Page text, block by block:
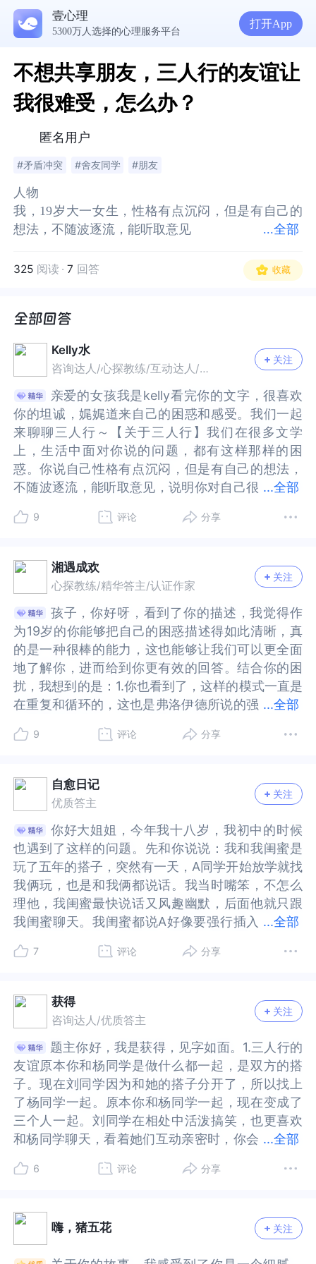
壹心理
5300万人选择的心理服务平台
打开App
不想共享朋友，三人行的友谊让
我很难受，怎么办？
匿名用户
#矛盾冲突 #舍友同学 #朋友
...全部
人物
我，19岁大一女生，性格有点沉闷，但是有自己的
想法，不随波逐流，能听取意见
地点
我感觉难受是因为我现在处于一个尴尬的关系中，
至于怎么尴尬呢，我举个例子，比如等人，我和杨
同学以前属于双方的搭子，几乎是什么事都一起的
状态，自从这一学期开始，刘同学和她上学期的搭
子不一起玩了后，在宿舍里她就只能找杨同学说
话，但是我不爱和杨同学聊天，我更多是专注自
己，偶尔聊两句就忙自己的事了，后来刘同学开始
让杨同学叫她起床，她要和我们一起上课，准确来
说我认为她想和杨同学一起上课，我有点介意，但
是我没有说，因为会让杨同学很难做。
生经常能和杨同学玩到一起去，在宿舍里每天相处
同学有次和我说她想邀请我去她家玩，我说你不叫
刘同学吗？她说不，当时我悬着的心好像又放下
了，这种三人行的状态又持续了很多天，我都快要
习惯了她们比我玩的好了，刘同学也和我没啥矛
盾，但是我心里还是有芥蒂，我私心想只有一个搭
子，而不是和别人共享，这很难受，但是我没办法
说出我的想法，这会让我们三个的关系变得更尴
尬，我这个时候也不占优势，最后撕破脸皮谁都不
占便宜，但是继续这样我会更讨厌和她们待在一
起，我觉得我是有情感洁癖的，我的好都只能有一
个人承担，那另一个人也只能把她的好只分给我，
一个朋友，高中是自己单独出来，但是很抑郁，但
是大学我的圈子太小了和班里其他人也不熟，我不
不了看着杨同学和刘同学在我退出后继续一起共
事，我是不是坏啊，见不得人家好
人物
我，19岁大一女生，性格有点沉闷，但是有自己的
想法，不随波逐流，能听取意见
地点
我感觉难受是因为我现在处于一个尴尬的关系中，
至于怎么尴尬呢，我举个例子，比如等人，我和杨
同学以前属于双方的搭子，几乎是什么事都一起的
状态，自从这一学期开始，刘同学和她上学期的搭
子不一起玩了后，在宿舍里她就只能找杨同学说
话，但是我不爱和杨同学聊天，我更多是专注自
己，偶尔聊两句就忙自己的事了，后来刘同学开始
让杨同学叫她起床，她要和我们一起上课，准确来
说我认为她想和杨同学一起上课，我有点介意，但
是我没有说，因为会让杨同学很难做。
生经常能和杨同学玩到一起去，在宿舍里每天相处
同学有次和我说她想邀请我去她家玩，我说你不叫
刘同学吗？她说不，当时我悬着的心好像又放下
了，这种三人行的状态又持续了很多天，我都快要
习惯了她们比我玩的好了，刘同学也和我没啥矛
盾，但是我心里还是有芥蒂，我私心想只有一个搭
子，而不是和别人共享，这很难受，但是我没办法
说出我的想法，这会让我们三个的关系变得更尴
尬，我这个时候也不占优势，最后撕破脸皮谁都不
占便宜，但是继续这样我会更讨厌和她们待在一
起，我觉得我是有情感洁癖的，我的好都只能有一
个人承担，那另一个人也只能把她的好只分给我，
一个朋友，高中是自己单独出来，但是很抑郁，但
是大学我的圈子太小了和班里其他人也不熟，我不
不了看着杨同学和刘同学在我退出后继续一起共
事，我是不是坏啊，见不得人家好
325 阅读 · 7 回答 收藏
Kelly水
咨询达人/心探教练/互动达人/心理作者
关注
...全部
亲爱的女孩我是kelly看完你的文字，很喜欢
你的坦诚，娓娓道来自己的困惑和感受。我们一起
来聊聊三人行～【关于三人行】我们在很多文学
上，生活中面对你说的问题，都有这样那样的困
惑。你说自己性格有点沉闷，但是有自己的想法，
不随波逐流，能听取意见，说明你对自己很
沉闷，而是你比较内敛，比较善于思考。你们三个
子，几乎是什么事都一起的状态，这个过程很默
契，也很简单，形成了一种习惯的方式。我们这里
可以思考一下：没有杨同学的时候，你以前和自己
如何相处的呢？也因为习惯了一下杨同学，忘记了
你本来就是很独立的女孩。也许也有被打破习惯
的“烦恼”，打破了以往的习惯？被打破这个关系开
始其实每个人都会不舒服，反之也是你的选择。你
是一个有自己想法的女孩，其实内心很丰富，就如
你说日常更多是专注自己，偶尔聊两句就忙自己的
事了。其实这里可以：杨同学的性格，她可以接受
她人的要求，可以接纳他人上课，在她心里也许觉
你介意，但是同时你也善解人意，并会压抑自己的
情绪。这里也有你和刘同学性格的差异，她是一个
并不是她们不想和你玩，是你起自己有选择，你更
喜欢做自己喜欢做的事。也许短暂看来在宿舍里她
们每天相处都变得更亲密了，其实真正的关系是需
要时间的。但是同学之间有些在意，一些不舒服；
还有你说的有点吃醋了，反而正常。也许下次有机
会二个人一起的时候，可以坦诚聊聊/这样杨同学也
许也更知道，她和你关系你是很在意她的。同时也
主动选择了自己喜欢的方式。【关于个人成长】每
个人成长环境不一样，有些人比较专一，在家里和
另外一个人。例如母女关系好的人，一些家庭父亲
也会孤单。其实很多时候我们反过来思考，距离可
以让每个人有空间：你可以偶尔和刘同学玩。偶尔
也可以二个人继续，但是杨同学也是独立的个体，
她也可以选择自己的生活，朋友。你们会毕业，她
和我都会有不同的人生，也许这时候做一些自己想
做的事，学校里学习乐器，或者学习语言，毕业后
要求他人。你可以表达自己的想法，自己的情感洁
癖，也许也有你早期的经历重现。高中初中的我们
还小，也许无法知道边界，独立的个体，大学期间
你的坦诚，娓娓道来自己的困惑和感受。我们一起
来聊聊三人行～【关于三人行】我们在很多文学
上，生活中面对你说的问题，都有这样那样的困
惑。你说自己性格有点沉闷，但是有自己的想法，
不随波逐流，能听取意见，说明你对自己很了解，
而是你比较内敛，比较善于思考。你们三个人日常
乎是什么事都一起的状态，这个过程很默契，也很
简单，形成了一种习惯的方式。我们这里可以思考
一下：没有杨同学的时候，你以前和自己如何相处
的呢？也因为习惯了一下杨同学，忘记了你本来就
是很独立的女孩。也许也有被打破习惯的“烦恼”，
打破了以往的习惯？被打破这个关系开始其实每个
人都会不舒服，反之也是你的选择。你是一个有自
己想法的女孩，其实内心很丰富，就如你说日常更
多是专注自己，偶尔聊两句就忙自己的事了。其实
这里可以：杨同学的性格，她可以接受她人的要
求，可以接纳他人上课，在她心里也许觉得你们都
但是同时你也善解人意，并会压抑自己的情绪。这
里也有你和刘同学性格的差异，她是一个活泼搞笑
们不想和你玩，是你起自己有选择，你更喜欢做自
己喜欢做的事。也许短暂看来在宿舍里她们每天相
处都变得更亲密了，其实真正的关系是需要时间
的。但是同学之间有些在意，一些不舒服；还有你
说的有点吃醋了，反而正常。也许下次有机会二个
人一起的时候，可以坦诚聊聊/这样杨同学也许也更
知道，她和你关系你是很在意她的。同时也尊重她
选择了自己喜欢的方式。【关于个人成长】每个人
成长环境不一样，有些人比较专一，在家里和母亲
一个人。例如母女关系好的人，一些家庭父亲也会
孤单。其实很多时候我们反过来思考，距离可以让
每个人有空间：你可以偶尔和刘同学玩。偶尔也可
以二个人继续，但是杨同学也是独立的个体，她也
可以选择自己的生活，朋友。你们会毕业，她和我
都会有不同的人生，也许这时候做一些自己想做的
事，学校里学习乐器，或者学习语言，毕业后你会
人。你可以表达自己的想法，自己的情感洁癖，也
许也有你早期的经历重现。高中初中的我们还小，
也许无法知道边界，独立的个体，大学期间不一
9 评论 分享
湘遇成欢
心探教练/精华答主/认证作家
关注
...全部
孩子，你好呀，看到了你的描述，我觉得作
为19岁的你能够把自己的困惑描述得如此清晰，真
的是一种很棒的能力，这也能够让我们可以更全面
地了解你，进而给到你更有效的回答。结合你的困
扰，我想到的是：1.你也看到了，这样的模式一直是
在重复和循环的，这也是弗洛伊德所说的强
循环。我试着从精神分析流派的视角来给到你一些
关系中，不知道如何去处理三角关系，在面对三角
关系的时候，你很难接纳有另一个人的存在，要么
选择退出，要么再找一个新的二元关系，但你可能
也感受到了，这并不能从根本上解决问题，因为在
每一个时期，你还是会遇到同样的人际关系困境，
为什么会这样？因为我们的内在模式没有变，我们
外在的关系模式就会不断地循环重复。所以，我们
需要从根源上去理解自己，为什么这么执著于两个
人的关系，这就需要回到我们的成长经历中去理解
了。我们在婴儿时期和妈妈（也可能是其他的重要
养育者）的关系其实是我们在其他所有人际关系中
段，这个我作为一个生过孩子的妈妈是深有体会
的，就是，在这个健康的共生阶段，婴儿和妈妈是
乎是全然满足的，也就是我们所说的处在一种融合
状态。但是，人是需要长大的，随着婴儿的成长，
就需要面对分离，如果前期融合不够，或者说分离
的时候有比较大的创伤，我们就容易固着在这个阶
段，形成心理学中所说的未完成事件，正是因为未
完成，所以才会一直循环，潜意识循环的目的或许
并不是想要我们如此痛苦，而是希望我们可以真正
理学说我们要让潜意识意识化，才能实现真正的疗
愈。你可以去了解一下你的早期经历，是否你的妈
为19岁的你能够把自己的困惑描述得如此清晰，真
的是一种很棒的能力，这也能够让我们可以更全面
地了解你，进而给到你更有效的回答。结合你的困
扰，我想到的是：1.你也看到了，这样的模式一直是
在重复和循环的，这也是弗洛伊德所说的强迫性重
我试着从精神分析流派的视角来给到你一些解释，
中，不知道如何去处理三角关系，在面对三角关系
的时候，你很难接纳有另一个人的存在，要么选择
退出，要么再找一个新的二元关系，但你可能也感
受到了，这并不能从根本上解决问题，因为在每一
个时期，你还是会遇到同样的人际关系困境，为什
么会这样？因为我们的内在模式没有变，我们外在
的关系模式就会不断地循环重复。所以，我们需要
从根源上去理解自己，为什么这么执著于两个人的
关系，这就需要回到我们的成长经历中去理解了。
我们在婴儿时期和妈妈（也可能是其他的重要养育
者）的关系其实是我们在其他所有人际关系中的原
这个我作为一个生过孩子的妈妈是深有体会的，就
是，在这个健康的共生阶段，婴儿和妈妈是一体
全然满足的，也就是我们所说的处在一种融合状
态。但是，人是需要长大的，随着婴儿的成长，就
需要面对分离，如果前期融合不够，或者说分离的
时候有比较大的创伤，我们就容易固着在这个阶
段，形成心理学中所说的未完成事件，正是因为未
完成，所以才会一直循环，潜意识循环的目的或许
并不是想要我们如此痛苦，而是希望我们可以真正
理学说我们要让潜意识意识化，才能实现真正的疗
愈。你可以去了解一下你的早期经历，是否你的妈
9 评论 分享
自愈日记
优质答主
关注
...全部
你好大姐姐，今年我十八岁，我初中的时候
也遇到了这样的问题。先和你说说：我和我闺蜜是
玩了五年的搭子，突然有一天，A同学开始放学就找
我俩玩，也是和我俩都说话。我当时嘴笨，不怎么
理他，我闺蜜最快说话又风趣幽默，后面他就只跟
我闺蜜聊天。我闺蜜都说A好像要强行插入
我和我闺蜜要多。我也很介意。我也没讲，担心和
传。首先你并不是坏，并不是见不得别人好。相
反，你对感情很专一，相信你为人处事也是很得体
到位的。不然你的搭子怎么可能跟你玩了这么多年
咩。其次，就是解决这个问题。既然不想闹不愉快
撕破脸皮，可以私底下找你搭子诉说，要相信，多
年的陪伴绝对比得过一时的友情。也不用担心搭子
觉得你小心眼，可以说我很重视我们之间的感情，
请不要勿视我。你看看怎么样？至于搭子，其实可
以分门别类，比如说玩游戏的时候找一个游戏搭
子，想聊天的时候找一个聊天搭子，想学习的时候
找一个学习搭子，想参加社交活动的时候找一个社
做事的时候再交流就好。然后只要对最好搭子了解
关心就好，这样就不影响你的情感洁癖啦。大姐
也遇到了这样的问题。先和你说说：我和我闺蜜是
玩了五年的搭子，突然有一天，A同学开始放学就找
我俩玩，也是和我俩都说话。我当时嘴笨，不怎么
理他，我闺蜜最快说话又风趣幽默，后面他就只跟
我闺蜜聊天。我闺蜜都说A好像要强行插入我们之间
蜜要多。我也很介意。我也没讲，担心和顾虑跟你
并不是坏，并不是见不得别人好。相反，你对感情
很专一，相信你为人处事也是很得体到位的。不然
你的搭子怎么可能跟你玩了这么多年咩。其次，就
是解决这个问题。既然不想闹不愉快撕破脸皮，可
以私底下找你搭子诉说，要相信，多年的陪伴绝对
比得过一时的友情。也不用担心搭子觉得你小心
眼，可以说我很重视我们之间的感情，请不要勿视
我。你看看怎么样？至于搭子，其实可以分门别
类，比如说玩游戏的时候找一个游戏搭子，想聊天
的时候找一个聊天搭子，想学习的时候找一个学习
搭子，想参加社交活动的时候找一个社交搭子。不
再交流就好。然后只要对最好搭子了解关心就好，
这样就不影响你的情感洁癖啦。大姐姐，我们先试
7 评论 分享
获得
咨询达人/优质答主
关注
...全部
题主你好，我是获得，见字如面。1.三人行的
友谊原本你和杨同学是做什么都一起，是双方的搭
子。现在刘同学因为和她的搭子分开了，所以找上
了杨同学一起。原本你和杨同学一起，现在变成了
三个人一起。刘同学在相处中活泼搞笑，也更喜欢
和杨同学聊天，看着她们互动亲密时，你会
同学最好的搭子呢？你以为她们看起来最亲密，但
心又放下了。最后，你讲你和刘同学也没有什么矛
盾，但是三个人的友谊让你非常难受，你希望你和
杨同学拥有一对一的关系。你以前的解决办法有要
友谊原本你和杨同学是做什么都一起，是双方的搭
子。现在刘同学因为和她的搭子分开了，所以找上
了杨同学一起。原本你和杨同学一起，现在变成了
三个人一起。刘同学在相处中活泼搞笑，也更喜欢
和杨同学聊天，看着她们互动亲密时，你会觉得有
好的搭子呢？你以为她们看起来最亲密，但是杨同
下了。最后，你讲你和刘同学也没有什么矛盾，但
是三个人的友谊让你非常难受，你希望你和杨同学
拥有一对一的关系。你以前的解决办法有要不放弃
6 评论 分享
嗨，猪五花 关注